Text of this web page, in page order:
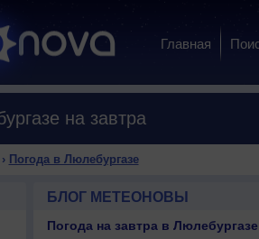
Главная
на завтра
› Погода в Люлебургазе
БЛОГ МЕТЕОНОВЫ
Погода на завтра в